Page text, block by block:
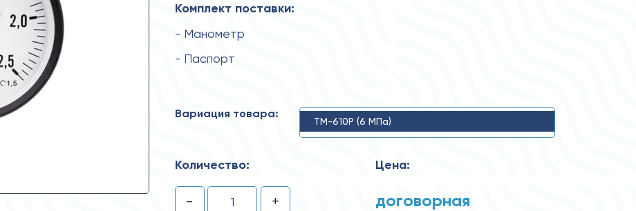
Комплект поставки:
- Манометр
- Паспорт
Вариация товара:
ТМ-610Р (6 MПa)
Количество:
- +
Цена:
договорная